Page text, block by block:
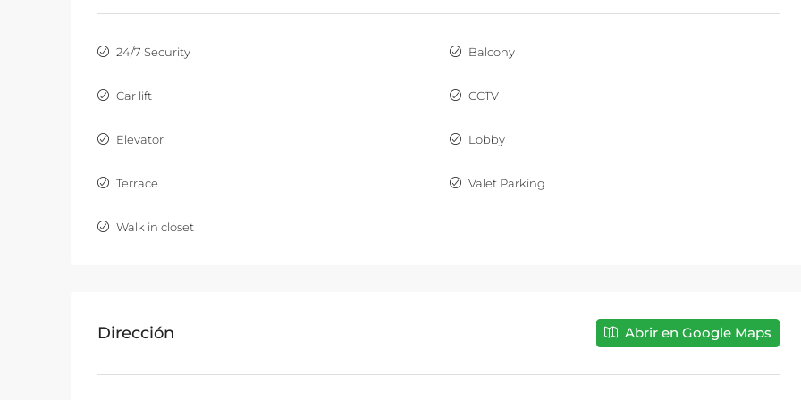
24/7 Security Balcony
Car lift CCTV
Elevator Lobby
Terrace Valet Parking
Walk in closet
Dirección Abrir en Google Maps
Juárez, 03920 Benito Juárez, CDMX, México
59 a 155 m² 1 a 3 2 1 a 2